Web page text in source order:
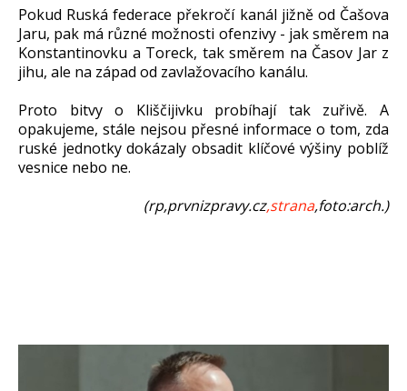
Pokud Ruská federace překročí kanál jižně od Čašova
Jaru, pak má různé možnosti ofenzivy - jak směrem na
Konstantinovku a Toreck, tak směrem na Časov Jar z
jihu, ale na západ od zavlažovacího kanálu.
Proto bitvy o Kliščijivku probíhají tak zuřivě. A
opakujeme, stále nejsou přesné informace o tom, zda
ruské jednotky dokázaly obsadit klíčové výšiny poblíž
vesnice nebo ne.
(rp,prvnizpravy.cz,strana,foto:arch.)